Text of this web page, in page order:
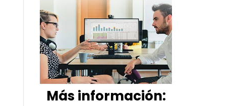
Más información: